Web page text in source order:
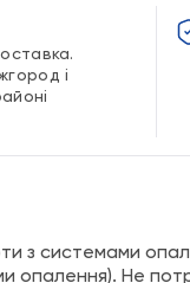
і
з системами
опалення). Не